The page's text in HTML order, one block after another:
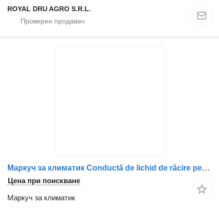
ROYAL DRU AGRO S.R.L.
Маркуч за климатик Conductă de lichid de răcire pentru за камион Scania 1762534
Цена при поискване
Маркуч за климатик